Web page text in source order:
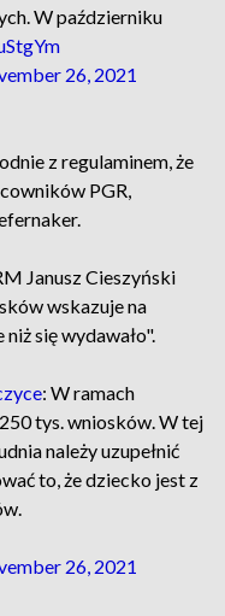
W październiku
26, 2021
z regulaminem, że
PGR,
Janusz Cieszyński
wskazuje na
się wydawało".
: W ramach
tys. wniosków. W tej
należy uzupełnić
to, że dziecko jest z
26, 2021